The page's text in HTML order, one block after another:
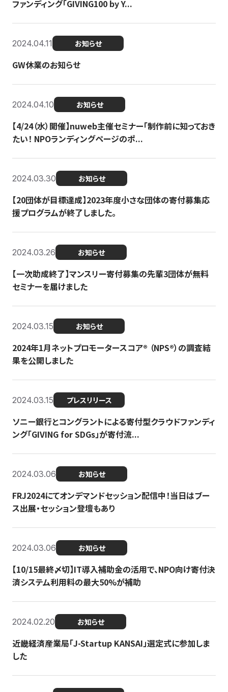
ファンディング「GIVING100 by Y...
2024.04.11 お知らせ
GW休業のお知らせ
2024.04.10 お知らせ
【4/24（水）開催】nuweb主催セミナー「制作前に知っておき
たい！ NPOランディングページのポ...
2024.03.30 お知らせ
【20団体が目標達成】2023年度小さな団体の寄付募集応
援プログラムが終了しました。
2024.03.26 お知らせ
【一次助成終了】マンスリー寄付募集の先輩3団体が無料
セミナーを届けました
2024.03.15 お知らせ
2024年1月ネットプロモータースコア®︎ （NPS®︎）の調査結
果を公開しました
2024.03.15 プレスリリース
ソニー銀行とコングラントによる寄付型クラウドファンディ
ング「GIVING for SDGs」が寄付流...
2024.03.06 お知らせ
FRJ2024にてオンデマンドセッション配信中！当日はブー
ス出展・セッション登壇もあり
2024.03.06 お知らせ
【10/15最終〆切】IT導入補助金の活用で、NPO向け寄付決
済システム利用料の最大50%が補助
2024.02.20 お知らせ
近畿経済産業局「J-Startup KANSAI」選定式に参加しま
した